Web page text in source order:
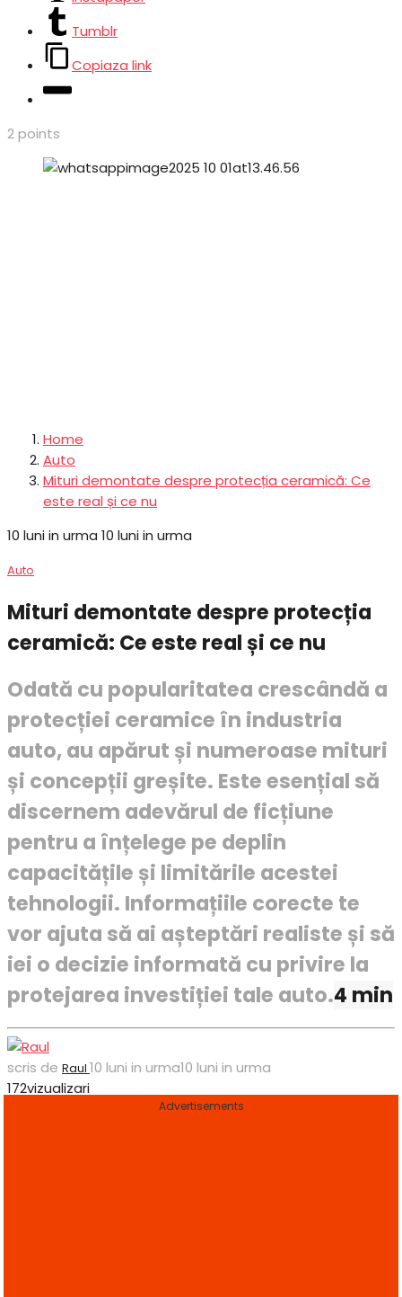
Tumblr
Copiaza link
2points
Home
Auto
Mituri demontate despre protecția ceramică: Ce
este real și ce nu
10 luni in urma 10 luni in urma
Auto
Mituri demontate despre protecția
ceramică: Ce este real și ce nu
Odată cu popularitatea crescândă a
protecției ceramice în industria
auto, au apărut și numeroase mituri
și concepții greșite. Este esențial să
discernem adevărul de ficțiune
pentru a înțelege pe deplin
capacitățile și limitările acestei
tehnologii. Informațiile corecte te
vor ajuta să ai așteptări realiste și să
iei o decizie informată cu privire la
protejarea investiției tale auto.4 min
scris de Raul 10 luni in urma10 luni in urma
172vizualizari
Advertisements